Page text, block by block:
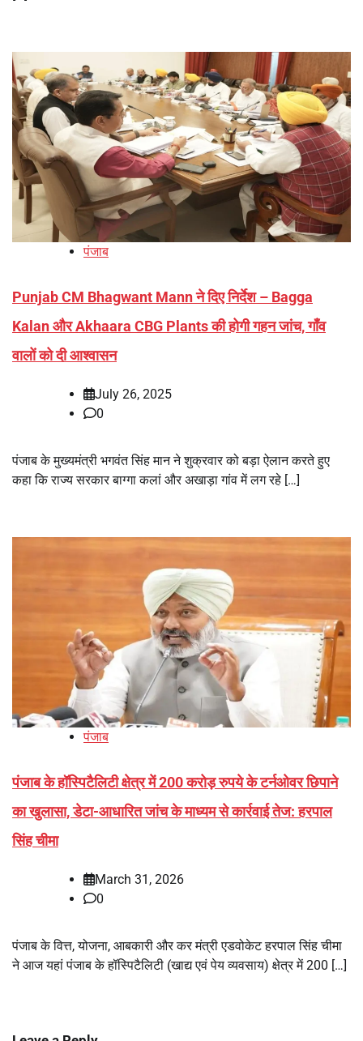
पंजाब
Punjab CM Bhagwant Mann ने दिए निर्देश – Bagga
Kalan और Akhaara CBG Plants की होगी गहन जांच, गाँव
वालों को दी आश्वासन
July 26, 2025
0
पंजाब के मुख्यमंत्री भगवंत सिंह मान ने शुक्रवार को बड़ा ऐलान करते हुए
कहा कि राज्य सरकार बाग्गा कलां और अखाड़ा गांव में लग रहे […]
पंजाब
पंजाब के हॉस्पिटैलिटी क्षेत्र में 200 करोड़ रुपये के टर्नओवर छिपाने
का खुलासा, डेटा-आधारित जांच के माध्यम से कार्रवाई तेज: हरपाल
सिंह चीमा
March 31, 2026
0
पंजाब के वित्त, योजना, आबकारी और कर मंत्री एडवोकेट हरपाल सिंह चीमा
ने आज यहां पंजाब के हॉस्पिटैलिटी (खाद्य एवं पेय व्यवसाय) क्षेत्र में 200 […]